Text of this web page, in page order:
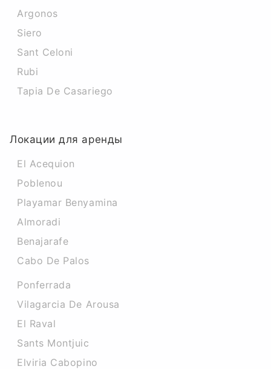
Argonos
Siero
Sant Celoni
Rubi
Tapia De Casariego
Локации для аренды
El Acequion
Poblenou
Playamar Benyamina
Almoradi
Benajarafe
Cabo De Palos
Ponferrada
Vilagarcia De Arousa
El Raval
Sants Montjuic
Elviria Cabopino